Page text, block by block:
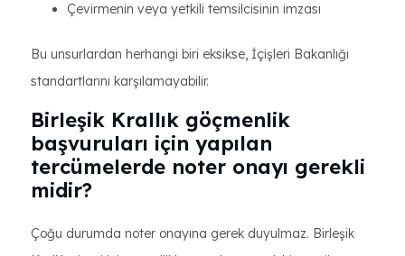
Çevirmenin veya yetkili temsilcisinin imzası
Bu unsurlardan herhangi biri eksikse, İçişleri Bakanlığı
standartlarını karşılamayabilir.
Birleşik Krallık göçmenlik
başvuruları için yapılan
tercümelerde noter onayı gerekli
midir?
Çoğu durumda noter onayına gerek duyulmaz. Birleşik